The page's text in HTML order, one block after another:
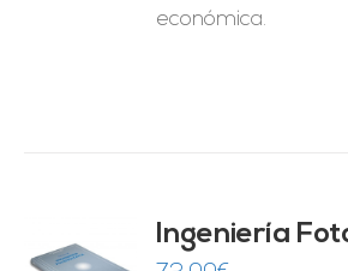
económica.
Ingeniería